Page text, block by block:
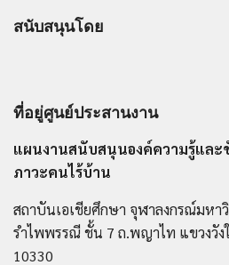
สนับสนุนโดย
ที่อยู่ศูนย์ประสานงาน
แผนงานสนับสนุนองค์ความรู้และ
ภาวะคนไร้บ้าน
สถาบันเอเชียศึกษา จุฬาลงกรณ์มหา
รำไพพรรณี ชั้น 7 ถ.พญาไท แขวงวั
10330